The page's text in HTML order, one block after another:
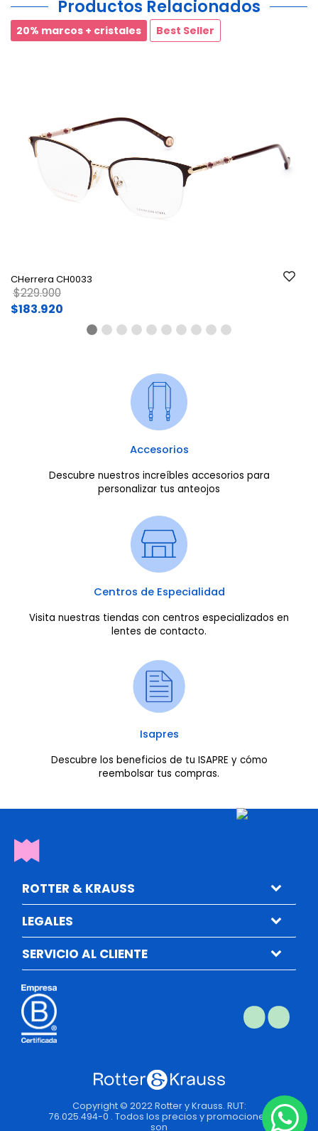
Productos Relacionados
20% marcos + cristales Best Seller
CHerrera CH0033
Price reduced from
$229.900to
$183.920
Accesorios
Descubre nuestros increíbles accesorios para
personalizar tus anteojos
Centros de Especialidad
Visita nuestras tiendas con centros especializados en
lentes de contacto.
Isapres
Descubre los beneficios de tu ISAPRE y cómo
reembolsar tus compras.
ROTTER & KRAUSS
LEGALES
SERVICIO AL CLIENTE
Copyright © 2022 Rotter y Krauss. RUT:
76.025.494-0 . Todos los precios y promociones
son